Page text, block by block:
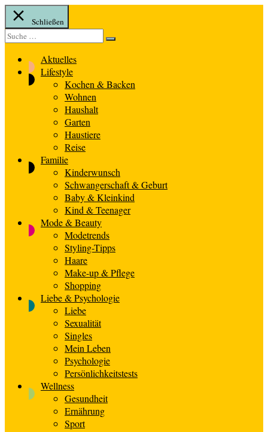
Schließen
Suche
nach:
Suche
Aktuelles
Lifestyle
Kochen & Backen
Wohnen
Haushalt
Garten
Haustiere
Reise
Familie
Kinderwunsch
Schwangerschaft & Geburt
Baby & Kleinkind
Kind & Teenager
Mode & Beauty
Modetrends
Styling-Tipps
Haare
Make-up & Pflege
Shopping
Liebe & Psychologie
Liebe
Sexualität
Singles
Mein Leben
Psychologie
Persönlichkeitstests
Wellness
Gesundheit
Ernährung
Sport